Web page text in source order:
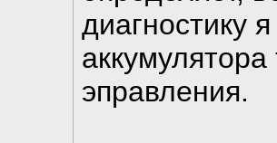
диагностику
эправления.